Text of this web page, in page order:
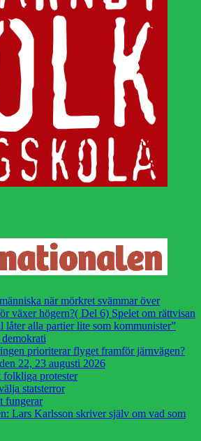
när mörkret svämmar över
växer högern?( Del 6) Spelet om rättvisan
alla partier lite som kommunister”
prioriterar flyget framför järnvägen?
22, 23 augusti 2026
folkliga protester
statsterror
fungerar
Lars Karlsson skriver själv om vad som